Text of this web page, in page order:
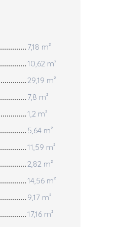
7,18 m²
10,62 m²
29,19 m²
7,8 m²
1,2 m²
5,64 m²
11,59 m²
2,82 m²
14,56 m²
9,17 m²
17,16 m²